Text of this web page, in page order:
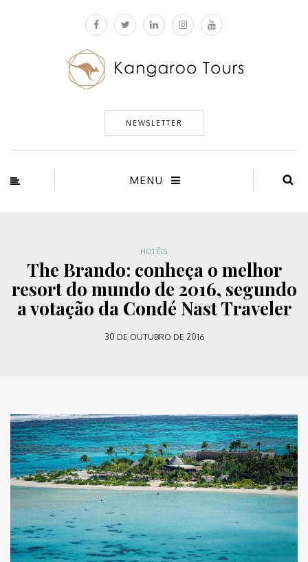
NEWSLETTER
MENU
HOTÉIS
The Brando: conheça o melhor
resort do mundo de 2016, segundo
a votação da Condé Nast Traveler
30 DE OUTUBRO DE 2016